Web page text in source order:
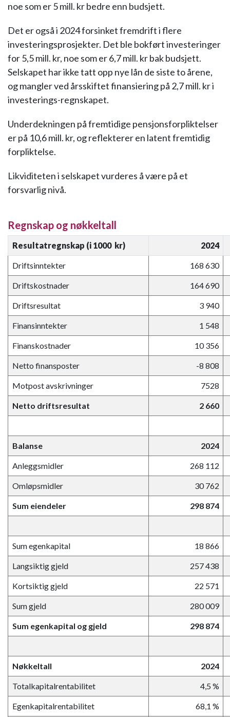
noe som er 5 mill. kr bedre enn budsjett.
Det er også i 2024 forsinket fremdrift i flere
investeringsprosjekter. Det ble bokført investeringer
for 5,5 mill. kr, noe som er 6,7 mill. kr bak budsjett.
Selskapet har ikke tatt opp nye lån de siste to årene,
og mangler ved årsskiftet finansiering på 2,7 mill. kr i
investerings-regnskapet.
Underdekningen på fremtidige pensjonsforpliktelser
er på 10,6 mill. kr, og reflekterer en latent fremtidig
forpliktelse.
Likviditeten i selskapet vurderes å være på et
forsvarlig nivå.
Regnskap og nøkkeltall
Resultatregnskap (i 1000 kr) 2024
Driftsinntekter 168 630
Driftskostnader 164 690
Driftsresultat 3 940
Finansinntekter 1 548
Finanskostnader 10 356
Netto finansposter -8 808
Motpost avskrivninger 7528
Netto driftsresultat 2 660
Balanse 2024
Anleggsmidler 268 112
Omløpsmidler 30 762
Sum eiendeler 298 874
Sum egenkapital 18 866
Langsiktig gjeld 257 438
Kortsiktig gjeld 22 571
Sum gjeld 280 009
Sum egenkapital og gjeld 298 874
Nøkkeltall 2024
Totalkapitalrentabilitet 4,5 %
Egenkapitalrentabilitet 68,1 %